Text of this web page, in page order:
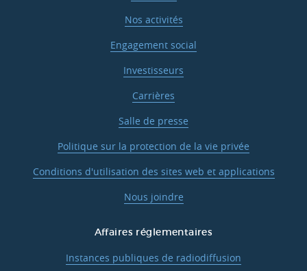
Nos activités
Engagement social
Investisseurs
Carrières
Salle de presse
Politique sur la protection de la vie privée
Conditions d'utilisation des sites web et applications
Nous joindre
Affaires réglementaires
Instances publiques de radiodiffusion